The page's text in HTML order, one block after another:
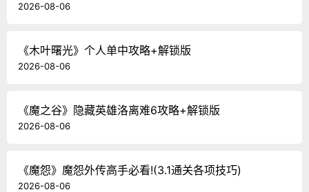
2026-08-06
《木叶曙光》个人单中攻略+解锁版
2026-08-06
《魔之谷》隐藏英雄洛离难6攻略+解锁版
2026-08-06
《魔怨》魔怨外传高手必看!(3.1通关各项技巧)
2026-08-06